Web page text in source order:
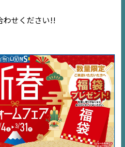
TOP
NEWS
わせください!!